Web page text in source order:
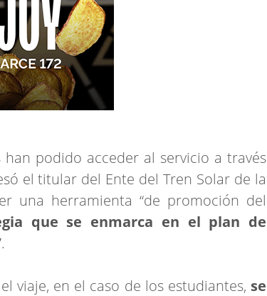
podido acceder al servicio a través
el titular del Ente del Tren Solar de la
una herramienta “de promoción del
que se enmarca en el plan de
.
viaje, en el caso de los estudiantes, se